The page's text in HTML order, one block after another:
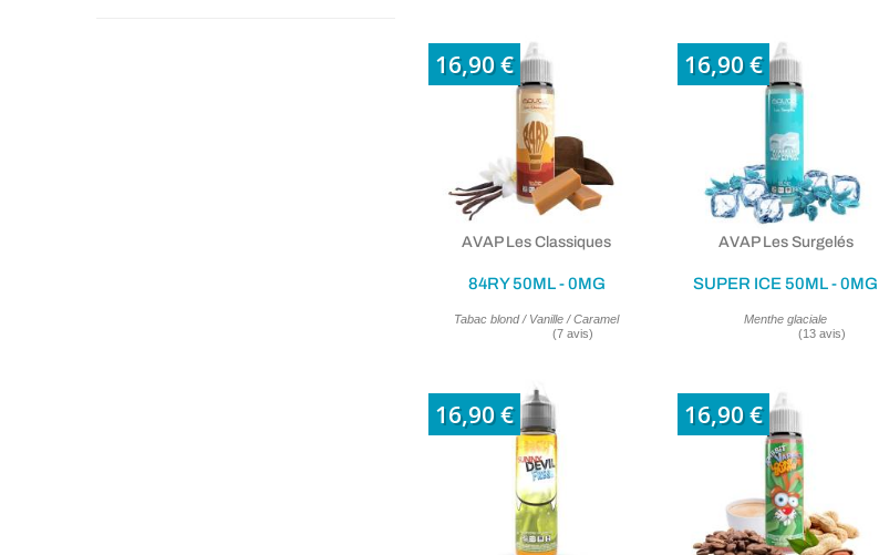
16,90 €
AVAP Les Classiques
84RY 50ML - 0MG
Tabac blond / Vanille / Caramel
16,90 €
AVAP Les Surgelés
SUPER ICE 50ML - 0MG
Menthe glaciale
16,90 € 16,90 €